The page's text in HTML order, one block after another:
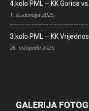
4.kolo PML – KK Gorica
1. studenoga 2025.
3.kolo PML – KK
26. listopada 2025.
GALERIJA